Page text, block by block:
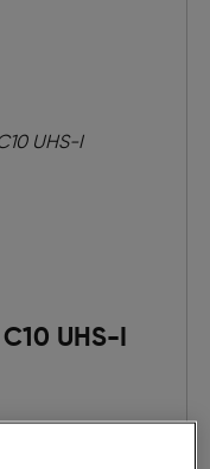
UHS-I
Rabatts